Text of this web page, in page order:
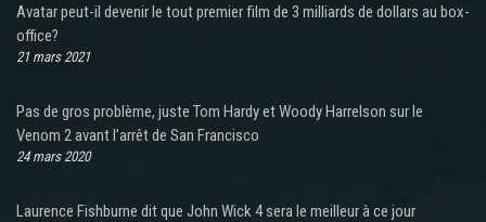
Avatar peut-il devenir le tout premier film de 3 milliards de dollars au box-
office?
21 mars 2021
Pas de gros problème, juste Tom Hardy et Woody Harrelson sur le
Venom 2 avant l’arrêt de San Francisco
24 mars 2020
Laurence Fishburne dit que John Wick 4 sera le meilleur à ce jour